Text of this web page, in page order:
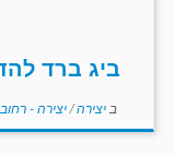
ביג ברד
ב יצירה/יצירה -